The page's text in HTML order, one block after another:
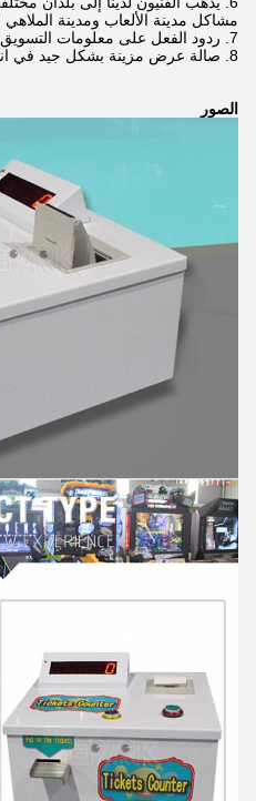
مشاكل مدينة الألعاب ومدينة الملاهي
7. ردود الفعل على معلومات التسويق للعملاء
8. صالة عرض مزينة بشكل جيد في انتظار تجربتك
الصور